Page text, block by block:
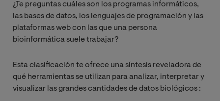
¿Te preguntas cuáles son los programas informáticos,
las bases de datos, los lenguajes de programación y las
plataformas web con las que una persona
bioinformática suele trabajar?
Esta clasificación te ofrece una síntesis reveladora de
qué herramientas se utilizan para analizar, interpretar y
visualizar las grandes cantidades de datos biológicos :